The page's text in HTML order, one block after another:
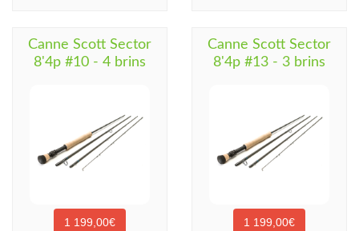
Canne Scott Sector
8'4p #10 - 4 brins
1 199,00€
Canne Scott Sector
8'4p #13 - 3 brins
1 199,00€